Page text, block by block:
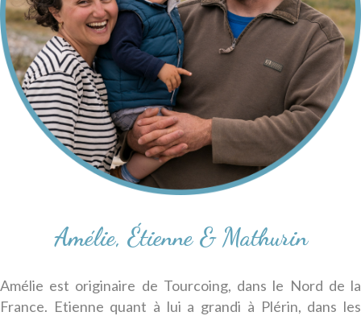
Amélie, Étienne & Mathurin
Amélie est originaire de Tourcoing, dans le Nord de la
France. Etienne quant à lui a grandi à Plérin, dans les